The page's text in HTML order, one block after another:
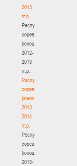
2013
гг.р.
Республиканские
соревнования
(юноши)
2012-
2013
гг.р.
Республиканские
соревнования
(юноши)
2013-
2014
гг.р.
Республиканские
соревнования
(юноши)
2013-